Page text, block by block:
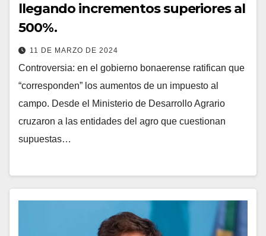
llegando incrementos superiores al
500%.
11 DE MARZO DE 2024
Controversia: en el gobierno bonaerense ratifican que
“corresponden” los aumentos de un impuesto al
campo. Desde el Ministerio de Desarrollo Agrario
cruzaron a las entidades del agro que cuestionan
supuestas…